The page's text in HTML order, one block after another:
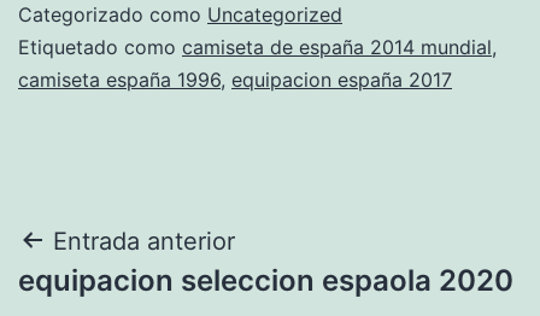
Categorizado como Uncategorized
Etiquetado como camiseta de españa 2014 mundial,
camiseta españa 1996, equipacion españa 2017
Navegación
de
Entrada anterior
equipacion seleccion espaola 2020